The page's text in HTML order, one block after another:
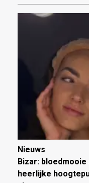
Nieuws
Bizar:
heerlijke